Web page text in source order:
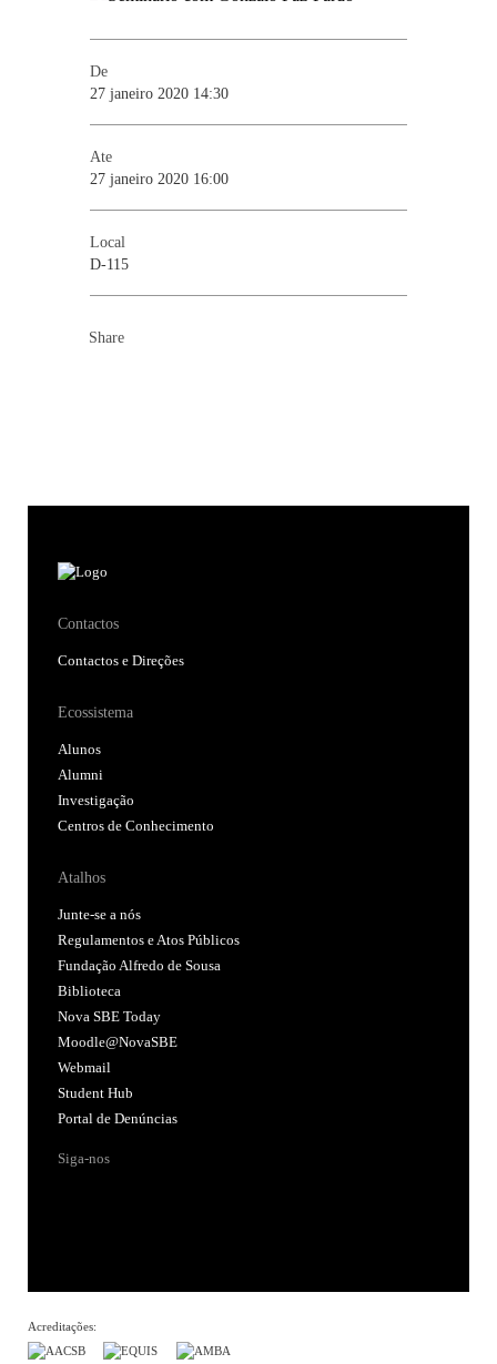
De
27 janeiro 2020 14:30
Ate
27 janeiro 2020 16:00
Local
D-115
Share
Contactos
Contactos e Direções
Ecossistema
Alunos
Alumni
Investigação
Centros de Conhecimento
Atalhos
Junte-se a nós
Regulamentos e Atos Públicos
Fundação Alfredo de Sousa
Biblioteca
Nova SBE Today
Moodle@NovaSBE
Webmail
Student Hub
Portal de Denúncias
Siga-nos
Acreditações: